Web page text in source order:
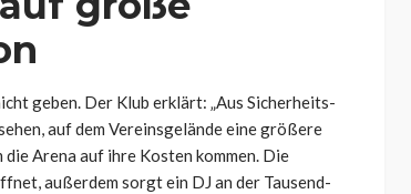
geben. Der Klub erklärt: „Aus Sicherheits-
auf dem Vereinsgelände eine größere
Arena auf ihre Kosten kommen. Die
außerdem sorgt ein DJ an der Tausend-